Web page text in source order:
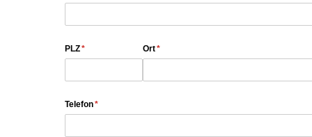
PLZ*
(erforderlich) Ort*
(erforderlich)
Telefon*
(erforderlich)